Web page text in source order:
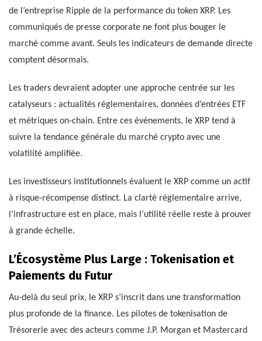
de l’entreprise Ripple de la performance du token XRP. Les
communiqués de presse corporate ne font plus bouger le
marché comme avant. Seuls les indicateurs de demande directe
comptent désormais.
Les traders devraient adopter une approche centrée sur les
catalyseurs : actualités réglementaires, données d’entrées ETF
et métriques on-chain. Entre ces événements, le XRP tend à
suivre la tendance générale du marché crypto avec une
volatilité amplifiée.
Les investisseurs institutionnels évaluent le XRP comme un actif
à risque-récompense distinct. La clarté réglementaire arrive,
l’infrastructure est en place, mais l’utilité réelle reste à prouver
à grande échelle.
L’Écosystème Plus Large : Tokenisation et
Paiements du Futur
Au-delà du seul prix, le XRP s’inscrit dans une transformation
plus profonde de la finance. Les pilotes de tokenisation de
Trésorerie avec des acteurs comme J.P. Morgan et Mastercard